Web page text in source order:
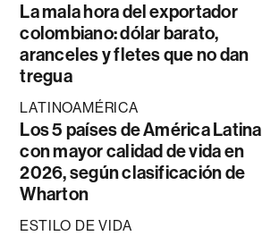
La mala hora del exportador
colombiano: dólar barato,
aranceles y fletes que no dan
tregua
LATINOAMÉRICA
Los 5 países de América Latina
con mayor calidad de vida en
2026, según clasificación de
Wharton
ESTILO DE VIDA